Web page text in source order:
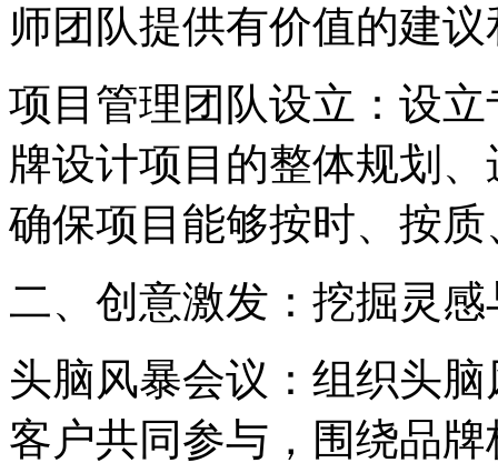
师团队提供有价值的建
项目管理团队设立‌：设
牌设计项目的整体规划
确保项目能够按时、按
二、创意激发：挖掘灵
头脑风暴会议‌：组织头
客户共同参与，围绕品